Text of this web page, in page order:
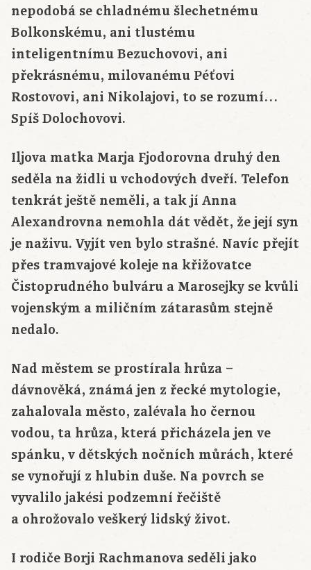
nepodobá se chladnému šlechetnému
Bolkonskému, ani tlustému
inteligentnímu Bezuchovovi, ani
překrásnému, milovanému Péťovi
Rostovovi, ani Nikolajovi, to se rozumí…
Spíš Dolochovovi.
Iljova matka Marja Fjodorovna druhý den
seděla na židli u vchodových dveří. Telefon
tenkrát ještě neměli, a tak jí Anna
Alexandrovna nemohla dát vědět, že její syn
je naživu. Vyjít ven bylo strašné. Navíc přejít
přes tramvajové koleje na křižovatce
Čistoprudného bulváru a Marosejky se kvůli
vojenským a miličním zátarasům stejně
nedalo.
Nad městem se prostírala hrůza –
dávnověká, známá jen z řecké mytologie,
zahalovala město, zalévala ho černou
vodou, ta hrůza, která přicházela jen ve
spánku, v dětských nočních můrách, které
se vynořují z hlubin duše. Na povrch se
vyvalilo jakési podzemní řečiště
a ohrožovalo veškerý lidský život.
I rodiče Borji Rachmanova seděli jako